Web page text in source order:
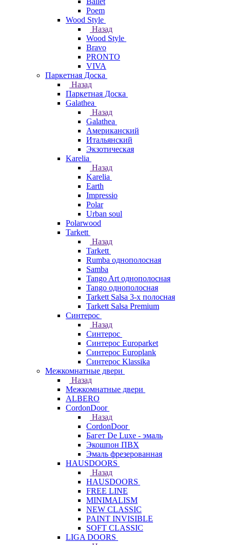
Poem
Wood Style
Назад
Wood Style
Bravo
PRONTO
VIVA
Паркетная Доска
Назад
Паркетная Доска
Galathea
Назад
Galathea
Американский
Итальянский
Экзотическая
Karelia
Назад
Karelia
Earth
Impressio
Polar
Urban soul
Polarwood
Tarkett
Назад
Tarkett
Rumba однополосная
Samba
Tango Art однополосная
Tango однополосная
Tarkett Salsa 3-х полосная
Tarkett Salsa Premium
Синтерос
Назад
Синтерос
Синтерос Europarket
Синтерос Europlank
Синтерос Klassika
Межкомнатные двери
Назад
Межкомнатные двери
ALBERO
CordonDoor
Назад
CordonDoor
Багет De Luxe - эмаль
Экошпон ПВХ
Эмаль фрезерованная
HAUSDOORS
Назад
HAUSDOORS
FREE LINE
MINIMALISM
NEW CLASSIC
PAINT INVISIBLE
SOFT CLASSIC
LIGA DOORS